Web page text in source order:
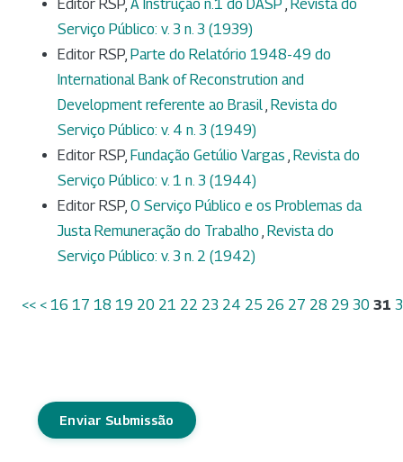
Editor RSP, A Instrução n.1 do DASP , Revista do
Serviço Público: v. 3 n. 3 (1939)
Editor RSP, Parte do Relatório 1948-49 do
International Bank of Reconstrution and
Development referente ao Brasil, Revista do
Serviço Público: v. 4 n. 3 (1949)
Editor RSP, Fundação Getúlio Vargas , Revista do
Serviço Público: v. 1 n. 3 (1944)
Editor RSP, O Serviço Público e os Problemas da
Justa Remuneração do Trabalho , Revista do
Serviço Público: v. 3 n. 2 (1942)
<< < 16 17 18 19 20 21 22 23 24 25 26 27 28 29 30 31
Enviar Submissão